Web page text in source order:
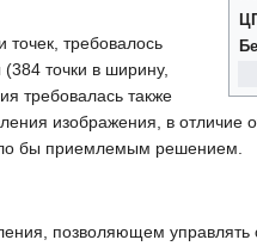
требовалось
точки в ширину,
требовалась также
изображения, в отличие
бы приемлемым решением.
позволяющем